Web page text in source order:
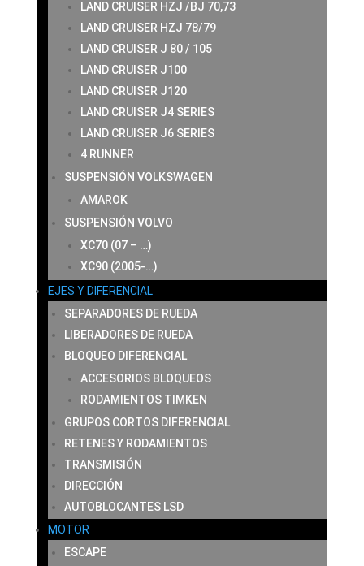
LAND CRUISER HZJ /BJ 70,73
LAND CRUISER HZJ 78/79
LAND CRUISER J 80 / 105
LAND CRUISER J100
LAND CRUISER J120
LAND CRUISER J4 SERIES
LAND CRUISER J6 SERIES
4 RUNNER
SUSPENSIÓN VOLKSWAGEN
AMAROK
SUSPENSIÓN VOLVO
XC70 (07 – …)
XC90 (2005-…)
EJES Y DIFERENCIAL
SEPARADORES DE RUEDA
LIBERADORES DE RUEDA
BLOQUEO DIFERENCIAL
ACCESORIOS BLOQUEOS
RODAMIENTOS TIMKEN
GRUPOS CORTOS DIFERENCIAL
RETENES Y RODAMIENTOS
TRANSMISIÓN
DIRECCIÓN
AUTOBLOCANTES LSD
MOTOR
ESCAPE